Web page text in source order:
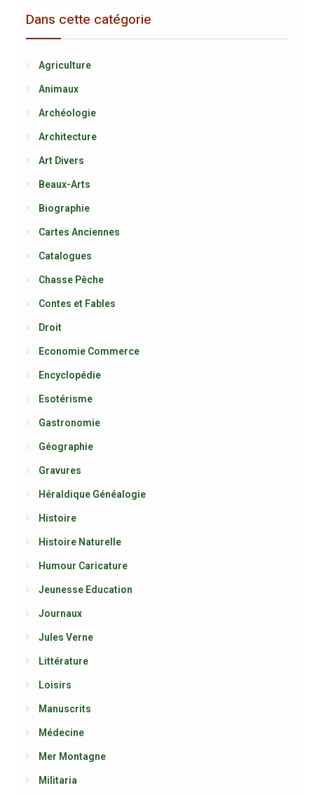
Dans cette catégorie
Agriculture
Animaux
Archéologie
Architecture
Art Divers
Beaux-Arts
Biographie
Cartes Anciennes
Catalogues
Chasse Pêche
Contes et Fables
Droit
Economie Commerce
Encyclopédie
Esotérisme
Gastronomie
Géographie
Gravures
Héraldique Généalogie
Histoire
Histoire Naturelle
Humour Caricature
Jeunesse Education
Journaux
Jules Verne
Littérature
Loisirs
Manuscrits
Médecine
Mer Montagne
Militaria